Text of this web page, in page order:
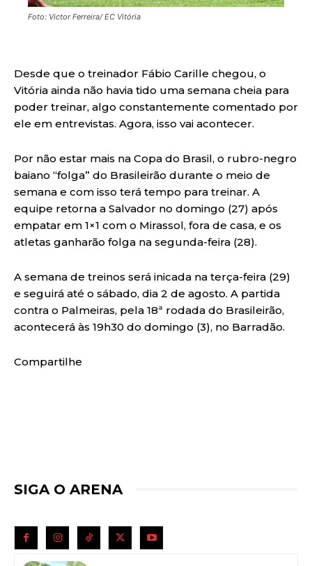
Foto: Victor Ferreira/ EC Vitória
Desde que o treinador Fábio Carille chegou, o
Vitória ainda não havia tido uma semana cheia para
poder treinar, algo constantemente comentado por
ele em entrevistas. Agora, isso vai acontecer.
Por não estar mais na Copa do Brasil, o rubro-negro
baiano “folga” do Brasileirão durante o meio de
semana e com isso terá tempo para treinar. A
equipe retorna a Salvador no domingo (27) após
empatar em 1×1 com o Mirassol, fora de casa, e os
atletas ganharão folga na segunda-feira (28).
A semana de treinos será inicada na terça-feira (29)
e seguirá até o sábado, dia 2 de agosto. A partida
contra o Palmeiras, pela 18ª rodada do Brasileirão,
acontecerá às 19h30 do domingo (3), no Barradão.
Compartilhe
SIGA O ARENA